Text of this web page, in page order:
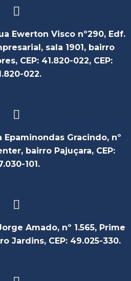
Ewerton Visco nº290, Edf.
sala 1901, bairro
CEP: 41.820-022, CEP:
022.
Epaminondas Gracindo, nº
bairro Pajuçara, CEP:
101.
Amado, nº 1.565, Prime
Jardins, CEP: 49.025-330.